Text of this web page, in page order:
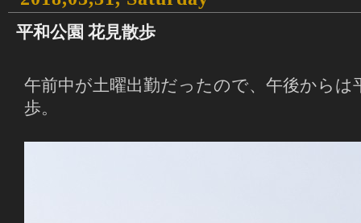
平和公園 花見散歩
午前中が土曜出勤だったので、午後からは
歩。